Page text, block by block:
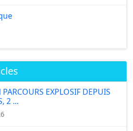
EXPLOSIF DEPUIS
2 ...